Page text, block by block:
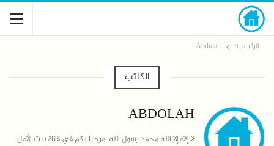
الرئيسية Abdolah
الكاتب
ABDOLAH
لا إلاه إلا الله محمد رسول الله، مرحبا بكم في قناة بيت الأمل